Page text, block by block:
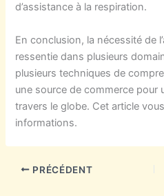
d’assistance à la respiration.
En conclusion, la nécessité de
ressentie dans plusieurs
plusieurs techniques de
une source de commerce pour
travers le globe. Cet article
informations.
PRÉCÉDENT